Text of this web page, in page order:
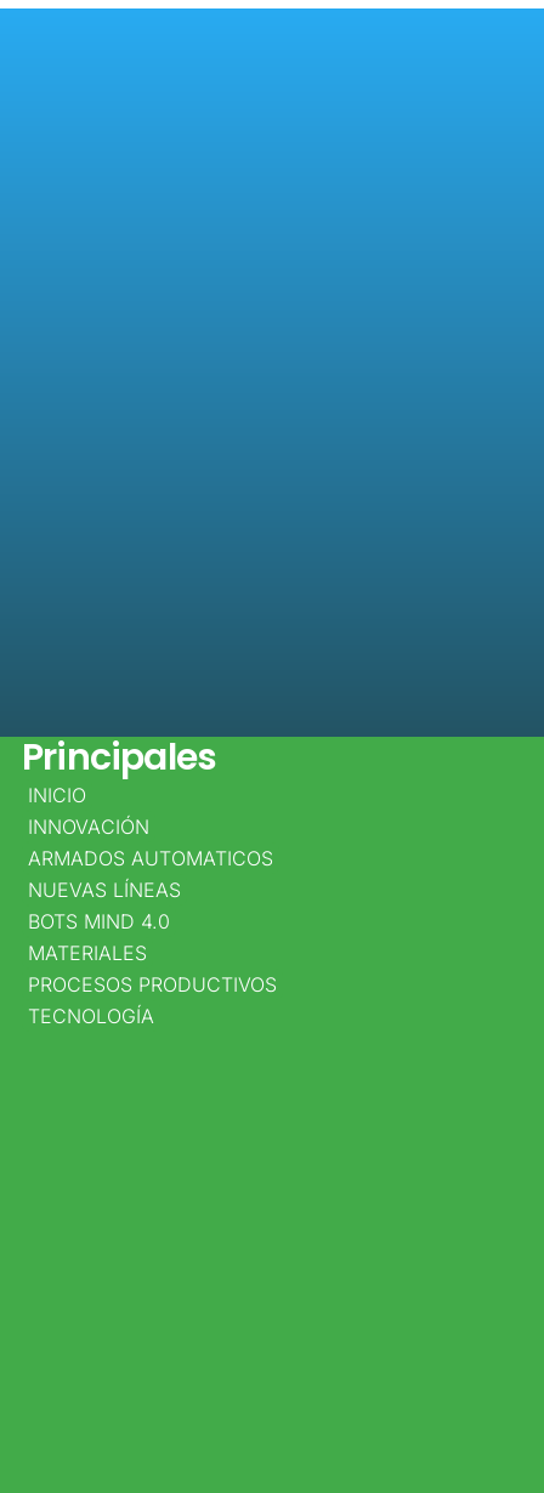
Datos
DIRECCIÓN
PRINCIPAL
CALLE
25D
NO.
Principales
INICIO
INNOVACIÓN
ARMADOS AUTOMATICOS
NUEVAS LÍNEAS
BOTS MIND 4.0
MATERIALES
PROCESOS PRODUCTIVOS
TECNOLOGÍA